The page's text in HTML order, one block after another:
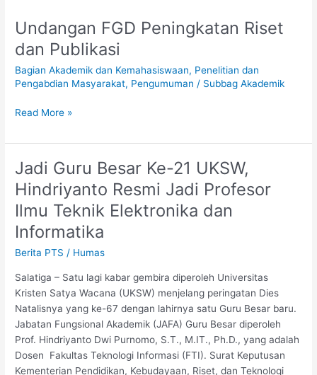
Undangan FGD Peningkatan Riset
dan Publikasi
Bagian Akademik dan Kemahasiswaan, Penelitian dan
Pengabdian Masyarakat, Pengumuman / Subbag Akademik
Undangan
FGD
Peningkatan
Riset
dan
Read More »
Jadi Guru Besar Ke-21 UKSW,
Hindriyanto Resmi Jadi Profesor
Ilmu Teknik Elektronika dan
Informatika
Berita PTS / Humas
Salatiga – Satu lagi kabar gembira diperoleh Universitas
Kristen Satya Wacana (UKSW) menjelang peringatan Dies
Natalisnya yang ke-67 dengan lahirnya satu Guru Besar baru.
Jabatan Fungsional Akademik (JAFA) Guru Besar diperoleh
Prof. Hindriyanto Dwi Purnomo, S.T., M.IT., Ph.D., yang adalah
Dosen Fakultas Teknologi Informasi (FTI). Surat Keputusan
Kementerian Pendidikan, Kebudayaan, Riset, dan Teknologi
Jadi
Guru
Besar
Ke-
21
Hindriyanto
Resmi
Jadi
Profesor
Ilmu
Teknik
Elektronika
dan